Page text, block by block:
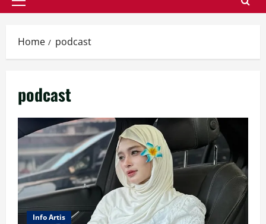
Primary
Home podcast
podcast
Info Artis